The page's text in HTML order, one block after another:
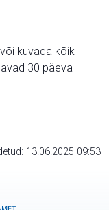
kuvada kõik
30 päeva
13.06.2025 09:53